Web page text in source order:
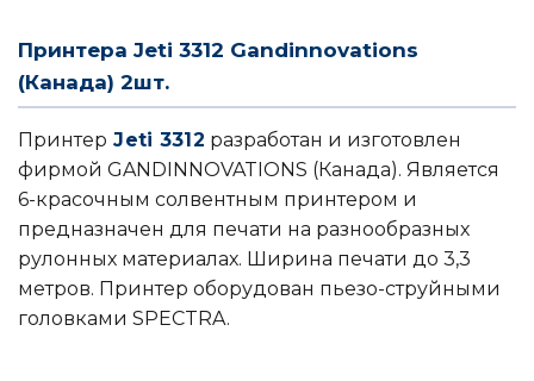
Принтера Jeti 3312 Gandinnovations
(Канада) 2шт.
Принтер Jeti 3312 разработан и изготовлен
фирмой GANDINNOVATIONS (Канада). Является
6-красочным солвентным принтером и
предназначен для печати на разнообразных
рулонных материалах. Ширина печати до 3,3
метров. Принтер оборудован пьезо-струйными
головками SPECTRA.